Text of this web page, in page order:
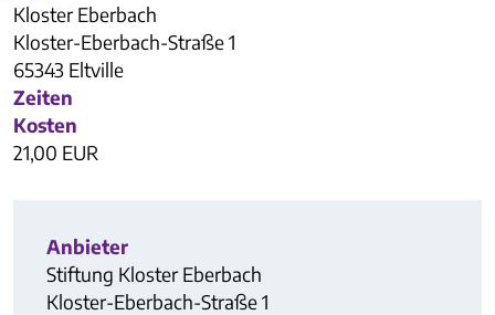
Kloster Eberbach
Kloster-Eberbach-Straße 1
65343 Eltville
Zeiten
Kosten
21,00 EUR
Anbieter
Stiftung Kloster Eberbach
Kloster-Eberbach-Straße 1